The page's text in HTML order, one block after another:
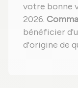
votre bonne
2026.
bénéficier
d'origine de